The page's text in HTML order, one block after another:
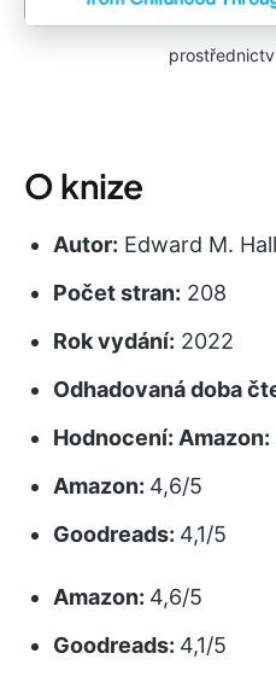
O knize
Autor: Edward M.
Počet stran: 208
Rok vydání: 2022
Odhadovaná doba
Hodnocení: Amazon:
Amazon: 4,6/5
Goodreads: 4,1/5
Amazon: 4,6/5
Goodreads: 4,1/5